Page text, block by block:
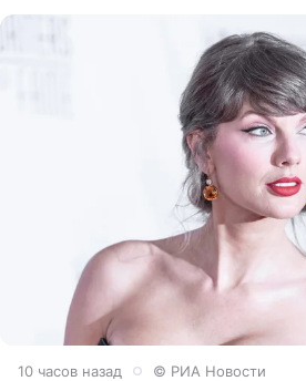
10 часов назад © РИА Новости